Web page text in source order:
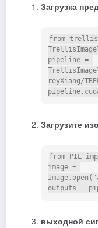
Загрузка
from
pipeline =
reyXiang/
Загрузите
from PIL
image =
выходной